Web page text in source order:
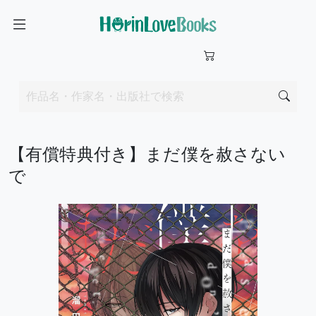
【有償特典付き】まだ僕を赦さない
で